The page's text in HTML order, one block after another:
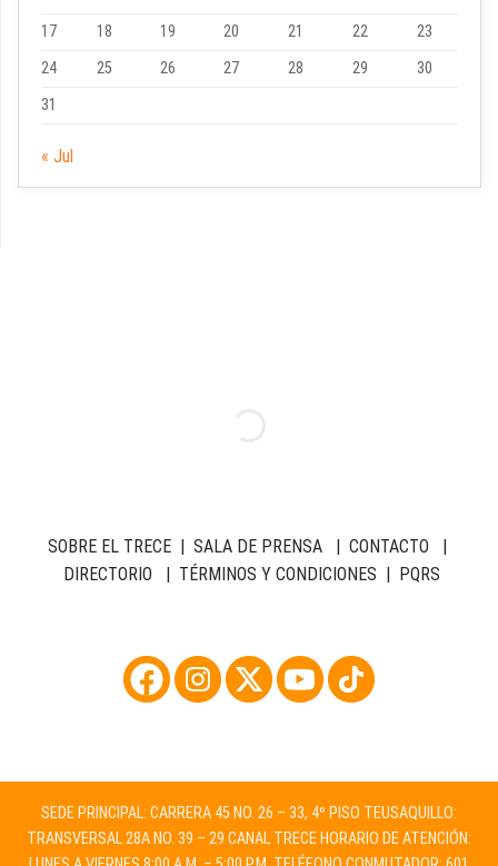
17
18 19 20 21 22
23
24
25 26 27 28 29
30
31
« Jul
SOBRE EL TRECE| SALA DE PRENSA| CONTACTO |
DIRECTORIO | TÉRMINOS Y CONDICIONES | PQRS
SEDE PRINCIPAL: CARRERA 45 NO. 26 – 33, 4º PISO TEUSAQUILLO:
TRANSVERSAL 28A NO. 39 – 29 CANAL TRECE HORARIO DE ATENCIÓN: